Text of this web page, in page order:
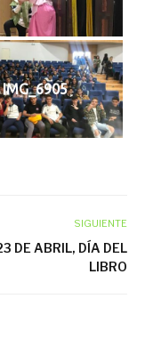
IMG_6905
SIGUIENTE
DE ABRIL, DÍA DEL
LIBRO